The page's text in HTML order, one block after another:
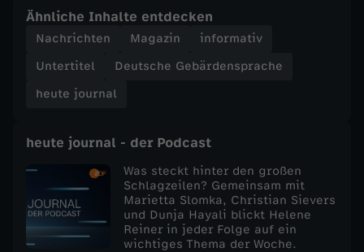
e
j
o
u
n
Ähnliche Inhalte entdecken
Nachrichten Magazin
informativ
Untertitel
Deutsche Gebärdensprache
heute journal
heute journal - der Podcast
Was steckt hinter den großen
Schlagzeilen? Gemeinsam mit
Marietta Slomka, Christian Sievers
und Dunja Hayali blickt Helene
Reiner in jeder Folge auf ein
wichtiges Thema der Woche.